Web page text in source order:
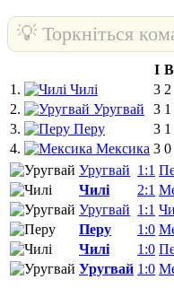
💡 Торкніться
І В
1.
Чилі 3 2
2.
Уругвай 3 1
3.
Перу 3 1
4.
Мексика 3 0
Уругвай 1:1
Чилі
2:1
Уругвай 1:1
Перу
1:0
Чилі
1:0
Уругвай 1:0